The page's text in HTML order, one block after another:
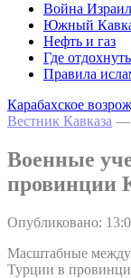
Война
Южный
Нефть и газ
Где
Правила
Карабахское
Вестник Кавказа —
Военные
провинции
Опубликовано:
Масштабные
Турции в